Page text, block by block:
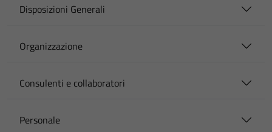
Disposizioni Generali
Organizzazione
Consulenti e collaboratori
Personale